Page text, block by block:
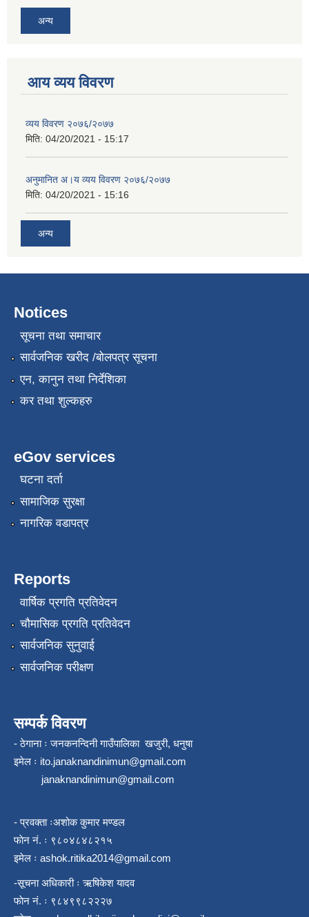
अन्य
आय व्यय विवरण
व्यय विवरण २०७६/२०७७
मिति: 04/20/2021 - 15:17
अनुमानित अ।य व्यय विवरण २०७६/२०७७
मिति: 04/20/2021 - 15:16
अन्य
Notices
सूचना तथा समाचार
सार्वजनिक खरीद /बोलपत्र सूचना
एन, कानुन तथा निर्देशिका
कर तथा शुल्कहरु
eGov services
घटना दर्ता
सामाजिक सुरक्षा
नागरिक वडापत्र
Reports
वार्षिक प्रगति प्रतिवेदन
चौमासिक प्रगति प्रतिवेदन
सार्वजनिक सुनुवाई
सार्वजनिक परीक्षण
सम्पर्क विवरण
- ठेगाना ः जनकनन्दिनी गाउँपालिका खजुरी, धनुषा
इमेल ः ito.janaknandinimun@gmail.com
janaknandinimun@gmail.com
- प्रवक्ता ःअशोक कुमार मण्डल
फाेन नं. ः ९८०४८४८२१५
इमेल ः ashok.ritika2014@gmail.com
-सूचना अधिकारी ः ऋषिकेश यादव
फाेन नं. ः ९८४९९८२२२७